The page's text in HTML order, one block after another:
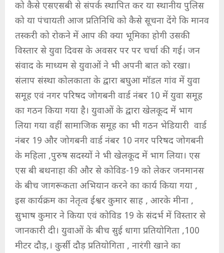
को कैसे एसएसबी से संपर्क स्थापित कर या स्थानीय पुलिस
को या पंचायती आज प्रतिनिधि को कैसे सूचना देंगे कि मानव
तस्करी को रोकने में आप की क्या भूमिका होगी उसकी
विस्तार से युवा दिवस के अवसर पर पर चर्चा की गई। जन
संवाद के माध्यम से युवाओं ने भी अपनी बात को रखा।
संलाप संस्था कोलकाता के द्वारा बघुआ मॉडल गांव में युवा
समूह एवं नगर परिषद जोगबनी वार्ड नंबर 10 में युवा समूह
का गठन किया गया है। युवाओं के द्वारा खेलकूद में भाग
लिया गया वहीं सामाजिक समूह का भी गठन भेडियारी ‌ वार्ड
नंबर 19 और जोगबनी वार्ड नंबर 10 नगर परिषद जोगबनी
के महिला ,पुरुष सदस्यों ने भी खेलकूद में भाग लिया। एस
एस बी बथनाहा की और से कोविड-19 को लेकर जनमानस
के बीच जागरूकता अभियान करने का कार्य किया गया ,
इस कार्यक्रम का नेतृत्व ईश्वर कुमार साह , आरके मीना ,
सुभाष कुमार ने किया एवं कोविड 19 के संदर्भ में विस्तार से
जानकारी दी। युवाओं के बीच सुई धागा प्रतियोगिता ,100
मीटर दौड़,। कुर्सी दौड़ प्रतियोगिता , नारंगी खाने का